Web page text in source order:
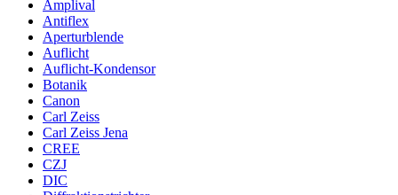
Amplival
Antiflex
Aperturblende
Auflicht
Auflicht-Kondensor
Botanik
Canon
Carl Zeiss
Carl Zeiss Jena
CREE
CZJ
DIC